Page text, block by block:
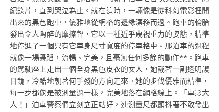
紀錄片，直到哭泣為止。就在這時，一輛像是從科幻電影裡開
出來的黑色跑車，優雅地從網格的邊緣漂移而過。跑車的輪胎
發出令人陶醉的摩擦聲，它以一種近乎蔑視重力的姿態，精準
地停進了一個只有它車身尺寸寬度的停車格中。那泊車的過程
就像一場舞蹈，流暢、完美，且毫無任何多餘的動作**。跑車
的駕駛座上走出一個全身黑色皮衣的女人，她戴著一副透明護
目鏡，冷酷地朝著何手殘的方向走來。她的步伐優雅而精準，
每一步都像是被測量過一樣，完美地落在網格線上。「車影大
人！」泊車警察們立刻立正站好，連測量尺都顫抖著不敢發出